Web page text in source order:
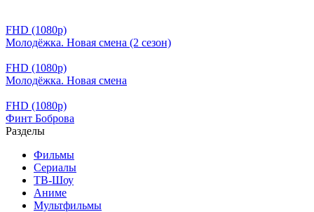
FHD (1080p)
Молодёжка. Новая смена (2 сезон)
FHD (1080p)
Молодёжка. Новая смена
FHD (1080p)
Финт Боброва
Разделы
Фильмы
Сериалы
ТВ-Шоу
Аниме
Мультфильмы